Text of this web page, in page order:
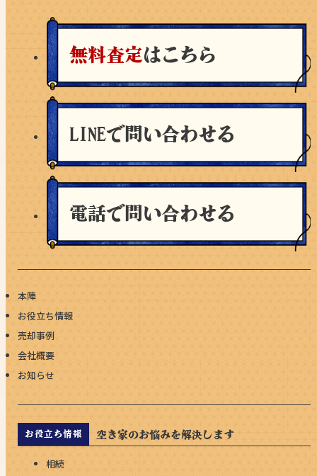
無料査定はこちら
LINEで問い合わせる
電話で問い合わせる
本陣
お役立ち情報
売却事例
会社概要
お知らせ
お役立ち情報 空き家のお悩みを解決します
相続